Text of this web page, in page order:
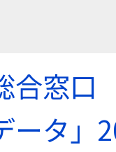
合窓口
ータ」